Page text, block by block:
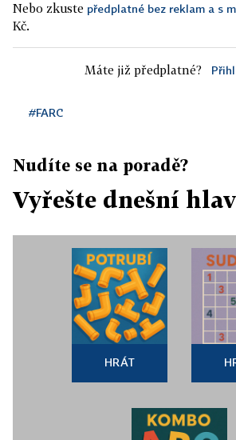
Nebo zkuste předplatné bez reklam a s
Kč.
Máte již předplatné?
#FARC
Nudíte se na poradě?
Vyřešte dnešní
HRÁT